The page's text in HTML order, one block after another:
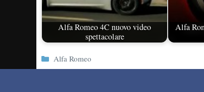
Alfa Romeo 4C nuovo video
spettacolare
Alfa
Categorie
Alfa Romeo